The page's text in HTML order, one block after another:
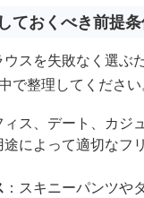
ておくべき前提
スを失敗なく選ぶ
で整理してください
ィス、デート、カジ
によって適切なフ
：スキニーパンツや